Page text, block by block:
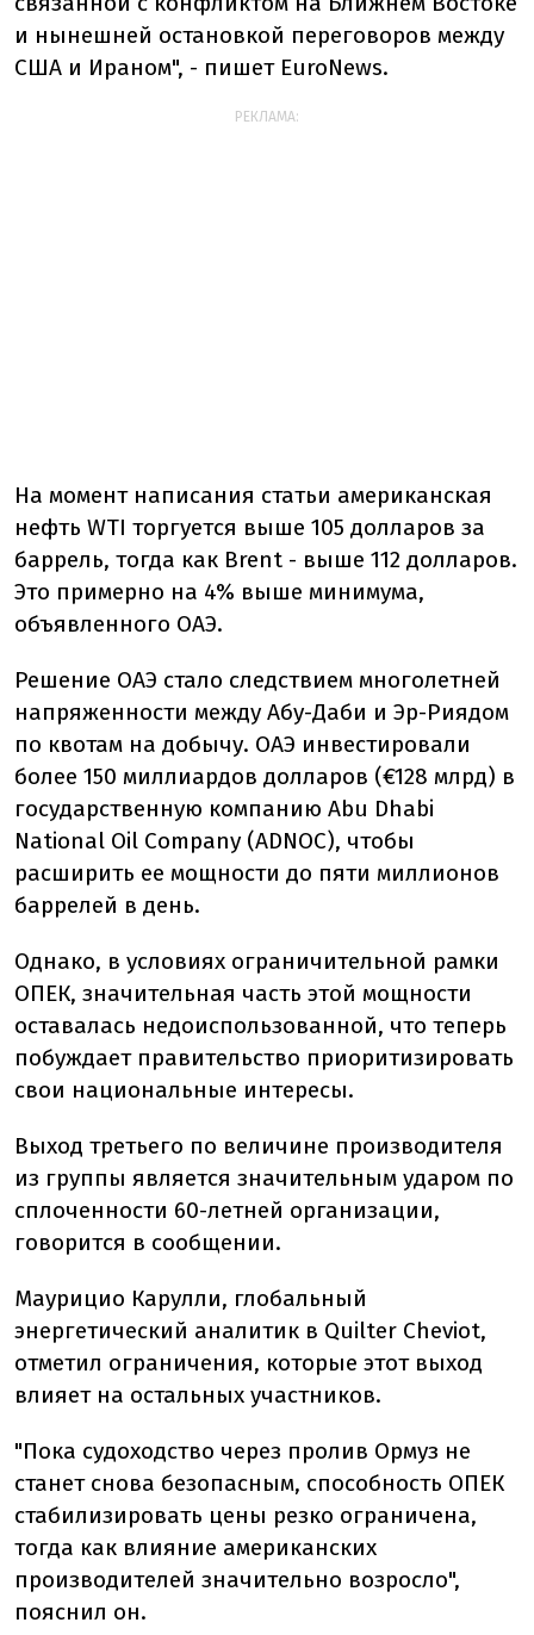
и нынешней остановкой переговоров между
США и Ираном", - пишет EuroNews.
РЕКЛАМА:
На момент написания статьи американская
нефть WTI торгуется выше 105 долларов за
баррель, тогда как Brent - выше 112 долларов.
Это примерно на 4% выше минимума,
объявленного ОАЭ.
Решение ОАЭ стало следствием многолетней
напряженности между Абу-Даби и Эр-Риядом
по квотам на добычу. ОАЭ инвестировали
более 150 миллиардов долларов (€128 млрд) в
государственную компанию Abu Dhabi
National Oil Company (ADNOC), чтобы
расширить ее мощности до пяти миллионов
баррелей в день.
Однако, в условиях ограничительной рамки
ОПЕК, значительная часть этой мощности
оставалась недоиспользованной, что теперь
побуждает правительство приоритизировать
свои национальные интересы.
Выход третьего по величине производителя
из группы является значительным ударом по
сплоченности 60-летней организации,
говорится в сообщении.
Маурицио Карулли, глобальный
энергетический аналитик в Quilter Cheviot,
отметил ограничения, которые этот выход
влияет на остальных участников.
"Пока судоходство через пролив Ормуз не
станет снова безопасным, способность ОПЕК
стабилизировать цены резко ограничена,
тогда как влияние американских
производителей значительно возросло",
пояснил он.